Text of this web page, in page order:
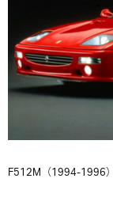
F512M（1994-1996）